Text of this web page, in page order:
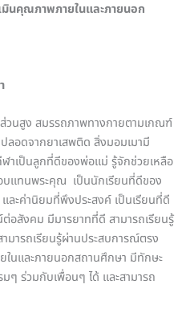
นคุณภาพภายในและภายนอก
วนสูง สมรรถภาพทางกายตามเกณฑ์
อดจากยาเสพติด สิ่งมอมเมามี
าเป็นลูกที่ดีของพ่อแม่ รู้จักช่วยเหลือ
บแทนพระคุณ เป็นนักเรียนที่ดีของ
ะค่านิยมที่พึงประสงค์ เป็นเรียนที่ดี
ต่อสังคม มีมารยาทที่ดี สามารถเรียนรู้
ามารถเรียนรู้ผ่านประสบการณ์ตรง
นและภายนอกสถานศึกษา มีทักษะ
ๆ ร่วมกับเพื่อนๆ ได้ และสามารถ